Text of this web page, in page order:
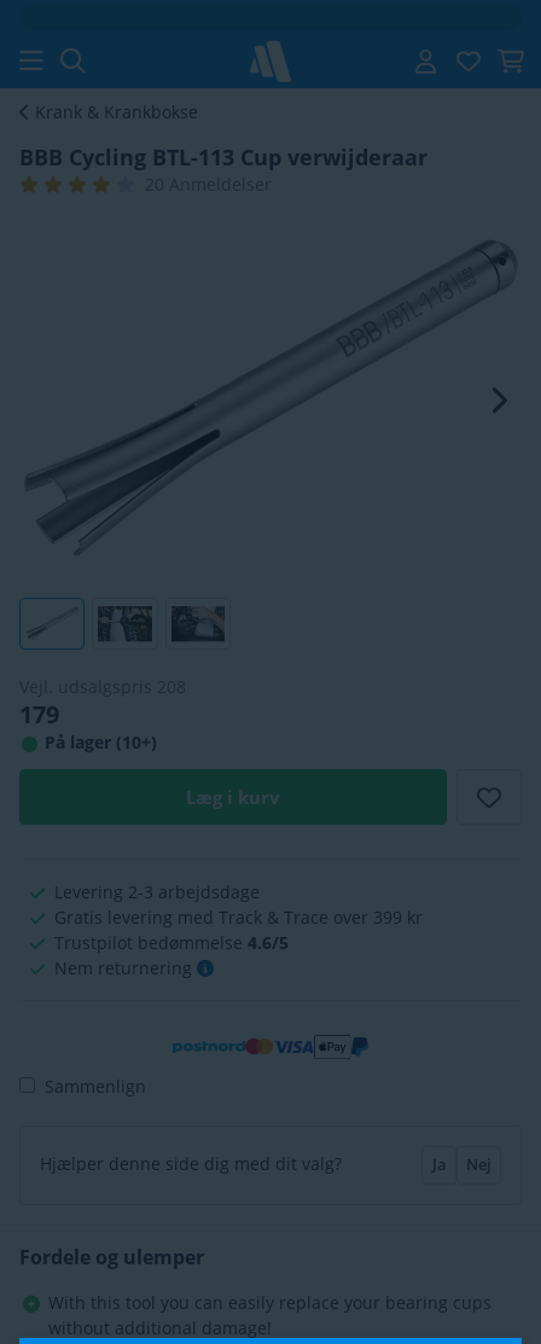
Krank & Krankbokse
BBB Cycling BTL-113 Cup verwijderaar
20 Anmeldelser
Vejl. udsalgspris 208
179
På lager (10+)
Læg i kurv
Levering 2-3 arbejdsdage
Gratis levering med Track & Trace over 399 kr
Trustpilot bedømmelse4.6/5
Nem returnering
Sammenlign
Hjælper denne side dig med dit valg? Ja Nej
Fordele og ulemper
With this tool you can easily replace your bearing cups
without additional damage!